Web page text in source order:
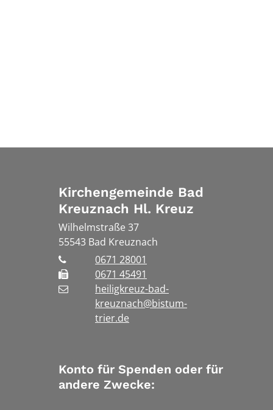
Kirchengemeinde Bad
Kreuznach Hl. Kreuz
Wilhelmstraße 37
55543 Bad Kreuznach
0671 28001
0671 45491
heiligkreuz-bad-
kreuznach@bistum-
trier.de
Konto für Spenden oder für
andere Zwecke: